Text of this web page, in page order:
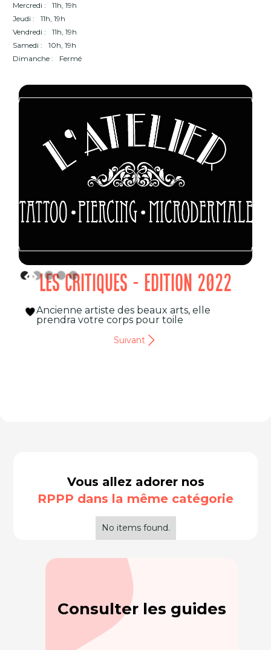
Mercredi :
11h, 19h
Jeudi :
11h, 19h
Vendredi :
11h, 19h
Samedi :
10h, 19h
Dimanche :
Fermé
LES CRITIQUES - EDITION 2022
Ancienne artiste des beaux arts, elle
prendra votre corps pour toile
Suivant
Vous allez adorer nos
RPPP dans la même catégorie
No items found.
Consulter les guides